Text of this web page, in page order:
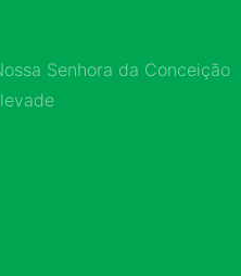
Senhora da Conceição